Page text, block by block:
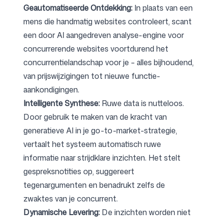
Geautomatiseerde Ontdekking: In plaats van een
mens die handmatig websites controleert, scant
een door AI aangedreven analyse-engine voor
concurrerende websites voortdurend het
concurrentielandschap voor je – alles bijhoudend,
van prijswijzigingen tot nieuwe functie-
aankondigingen.
Intelligente Synthese: Ruwe data is nutteloos.
Door gebruik te maken van de kracht van
generatieve AI in je go-to-market-strategie,
vertaalt het systeem automatisch ruwe
informatie naar strijdklare inzichten. Het stelt
gespreksnotities op, suggereert
tegenargumenten en benadrukt zelfs de
zwaktes van je concurrent.
Dynamische Levering: De inzichten worden niet